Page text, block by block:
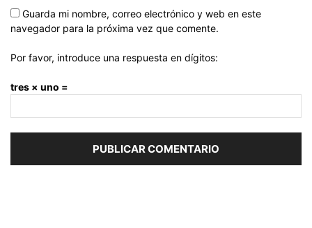
Guarda mi nombre, correo electrónico y web en este
navegador para la próxima vez que comente.
Por favor, introduce una respuesta en dígitos:
tres × uno =